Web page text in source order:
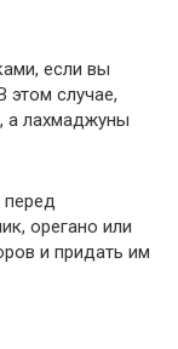
если вы
этом случае,
а лахмаджуны
орегано или
и придать им